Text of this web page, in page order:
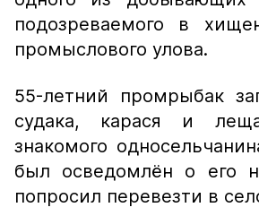
подозреваемого в
промыслового улова.
55-летний промрыбак
судака, карася и
знакомого
был осведомлён о его
попросил перевезти в